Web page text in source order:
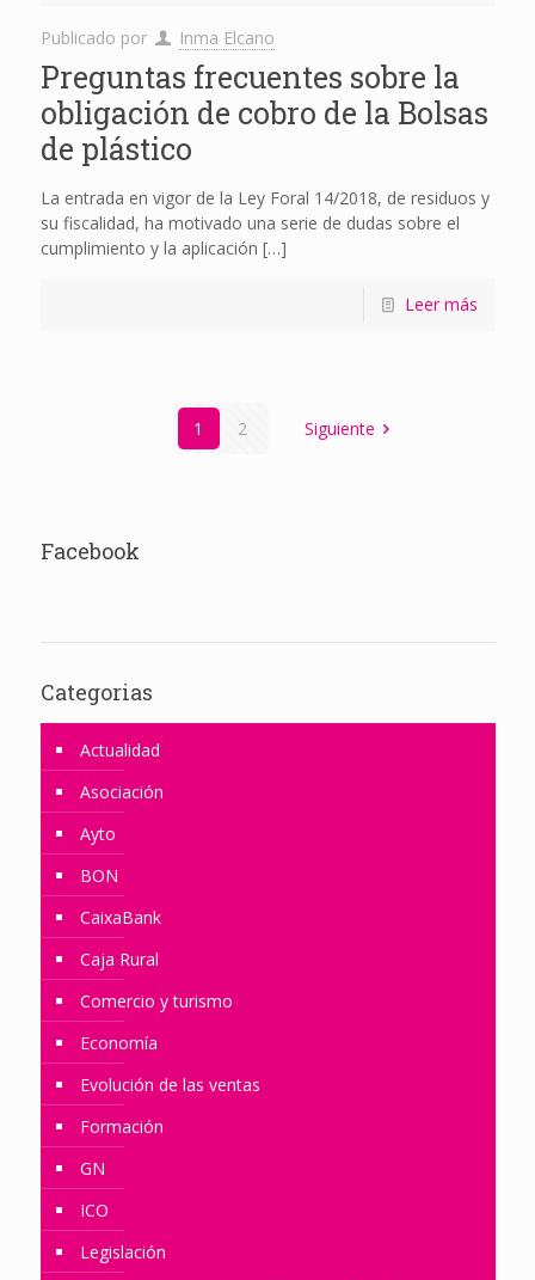
Publicado por Inma Elcano
Preguntas frecuentes sobre la
obligación de cobro de la Bolsas
de plástico
La entrada en vigor de la Ley Foral 14/2018, de residuos y
su fiscalidad, ha motivado una serie de dudas sobre el
cumplimiento y la aplicación […]
Leer más
1 2 Siguiente
Facebook
Categorias
Actualidad
Asociación
Ayto
BON
CaixaBank
Caja Rural
Comercio y turismo
Economía
Evolución de las ventas
Formación
GN
ICO
Legislación